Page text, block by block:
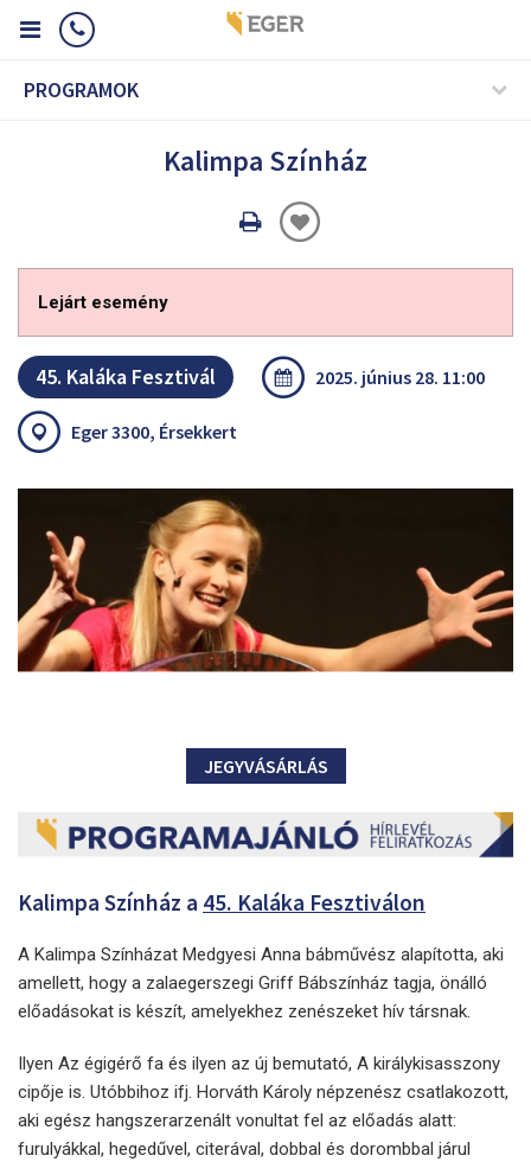
PROGRAMOK
Kalimpa Színház
Oldal
Lejárt esemény
45. Kaláka Fesztivál 2025. június 28. 11:00
Eger 3300, Érsekkert
JEGYVÁSÁRLÁS
Kalimpa Színház a 45. Kaláka Fesztiválon
A Kalimpa Színházat Medgyesi Anna bábművész alapította, aki
amellett, hogy a zalaegerszegi Griff Bábszínház tagja, önálló
előadásokat is készít, amelyekhez zenészeket hív társnak.
Ilyen Az égigérő fa és ilyen az új bemutató, A királykisasszony
cipője is. Utóbbihoz ifj. Horváth Károly népzenész csatlakozott,
aki egész hangszerarzenált vonultat fel az előadás alatt:
furulyákkal, hegedűvel, citerával, dobbal és dorombbal járul